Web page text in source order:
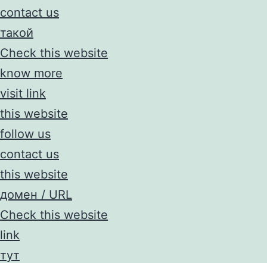
contact us
такой
Check this website
know more
visit link
this website
follow us
contact us
this website
домен / URL
Check this website
link
тут